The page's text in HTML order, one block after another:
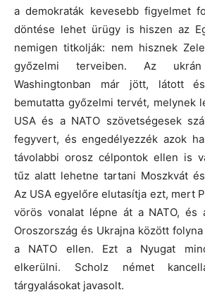
a demokraták kevesebb figyelmet
döntése lehet ürügy is hiszen az
nemigen titkolják: nem hisznek
győzelmi terveiben. Az
Washingtonban már jött, látott
bemutatta győzelmi tervét, melynek
USA és a NATO szövetségesek
fegyvert, és engedélyezzék azok
távolabbi orosz célpontok ellen is
tűz alatt lehetne tartani Moszkvát
Az USA egyelőre elutasítja ezt, mert
vörös vonalat lépne át a NATO, és
Oroszország és Ukrajna között
a NATO ellen. Ezt a Nyugat
elkerülni. Scholz német
tárgyalásokat javasolt.